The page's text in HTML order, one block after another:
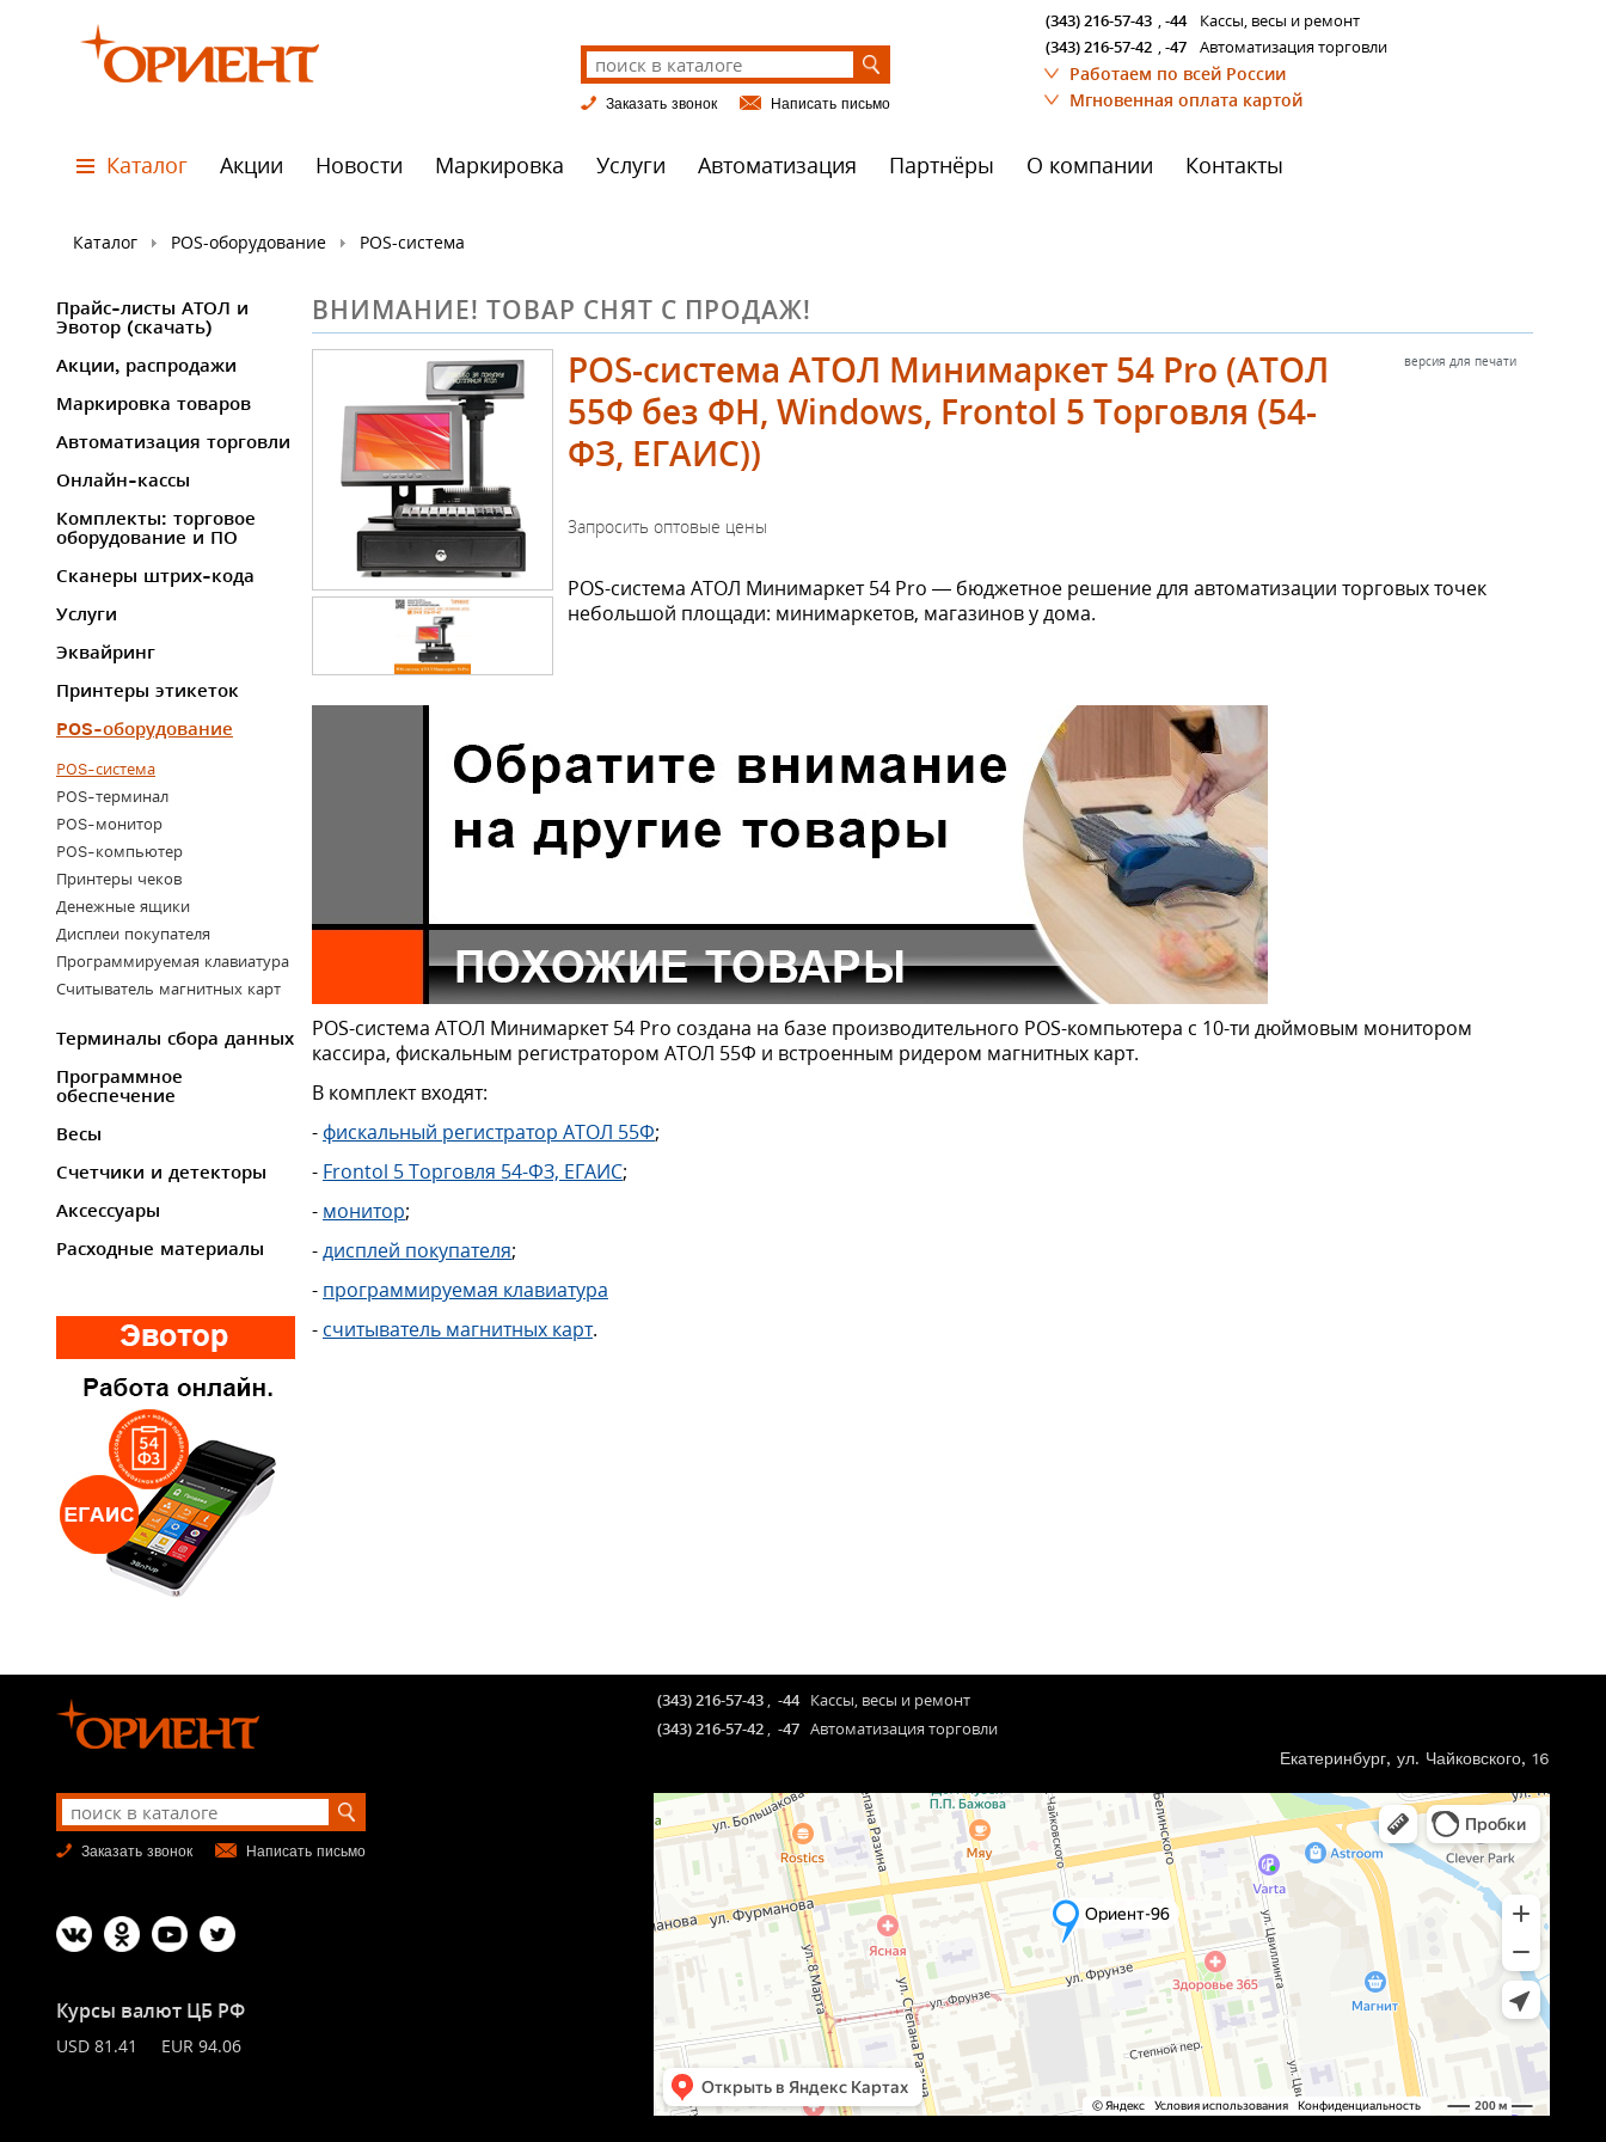
Заказать звонок Написать письмо
(343) 216-57-43 ,-44
Кассы, весы и ремонт
(343) 216-57-42 ,-47 Автоматизация торговли
Работаем по всей России
Мгновенная оплата картой
Каталог Акции Новости Маркировка Услуги Автоматизация Партнёры О компании Контакты
Каталог POS-оборудование POS-система
Прайс-листы АТОЛ и
Эвотор (скачать)
Акции, распродажи
Маркировка товаров
Автоматизация торговли
Онлайн-кассы
Комплекты: торговое
оборудование и ПО
Сканеры штрих-кода
Услуги
Эквайринг
Принтеры этикеток
POS-оборудование
POS-система
POS-терминал
POS-монитор
POS-компьютер
Принтеры чеков
Денежные ящики
Дисплеи покупателя
Программируемая клавиатура
Считыватель магнитных карт
Терминалы сбора данных
Программное
обеспечение
Весы
Счетчики и детекторы
Аксессуары
Расходные материалы
ВНИМАНИЕ! ТОВАР СНЯТ С ПРОДАЖ!
версия для печати
POS-система АТОЛ Минимаркет 54 Pro (АТОЛ
55Ф без ФН, Windows, Frontol 5 Торговля (54-
ФЗ, ЕГАИС))
POS-система АТОЛ Минимаркет 54 Pro — бюджетное решение для автоматизации торговых точек
небольшой площади: минимаркетов, магазинов у дома.
POS-система АТОЛ Минимаркет 54 Pro создана на базе производительного POS-компьютера c 10-ти дюймовым монитором
кассира, фискальным регистратором АТОЛ 55Ф и встроенным ридером магнитных карт.
В комплект входят:
- фискальный регистратор АТОЛ 55Ф;
- Frontol 5 Торговля 54-ФЗ, ЕГАИС;
- монитор;
-дисплей покупателя;
- программируемая клавиатура
- считыватель магнитных карт.
(343) 216-57-43 , -44 Кассы, весы и ремонт
(343) 216-57-42 , -47 Автоматизация торговли
Екатеринбург, ул. Чайковского, 16
Заказать звонок Написать письмо
Курсы валют ЦБ РФ
USD 81.41 EUR 94.06